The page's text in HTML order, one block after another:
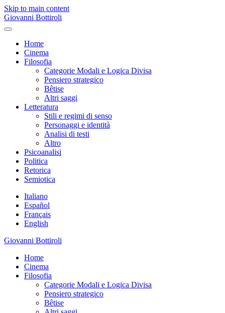
Skip to main content
Giovanni Bottiroli
Home
Cinema
Filosofia
Categorie Modali e Logica Divisa
Pensiero strategico
Bêtise
Altri saggi
Letteratura
Stili e regimi di senso
Personaggi e identità
Analisi di testi
Altro
Psicoanalisi
Politica
Retorica
Semiotica
Italiano
Español
Français
English
Giovanni Bottiroli
Home
Cinema
Filosofia
Categorie Modali e Logica Divisa
Pensiero strategico
Bêtise